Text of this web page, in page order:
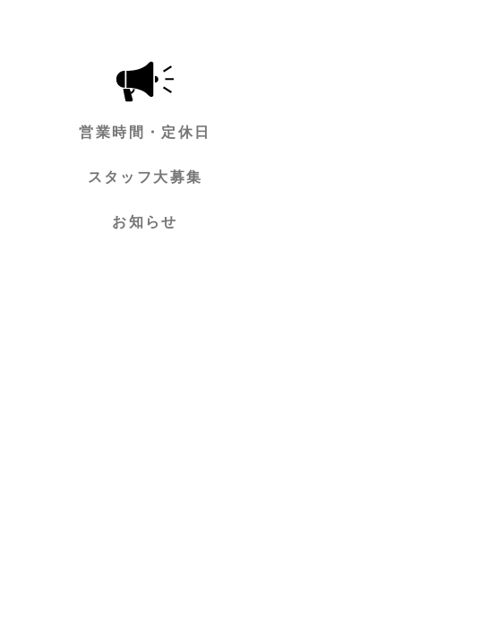
営業時間・定休日
スタッフ大募集
お知らせ